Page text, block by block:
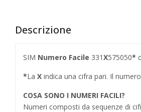
Descrizione
SIM Numero Facile 331X575050*
*La X indica una cifra pari. Il
COSA SONO I NUMERI FACILI?
Numeri composti da sequenze di